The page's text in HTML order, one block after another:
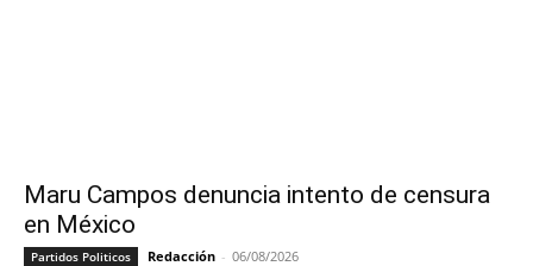
Maru Campos denuncia intento de censura
en México
Partidos Politicos Redacción - 06/08/2026